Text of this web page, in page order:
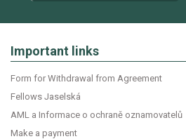
Important links
Form for Withdrawal from Agreement
Fellows Jaselská
AML a Informace o ochraně oznamovatelů
Make a payment